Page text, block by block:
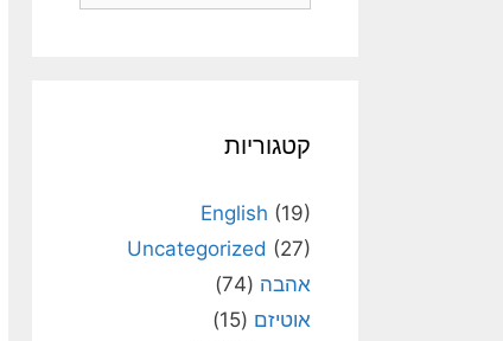
קטגוריות
English (19)
Uncategorized (27)
אהבה (74)
אוטיזם (15)